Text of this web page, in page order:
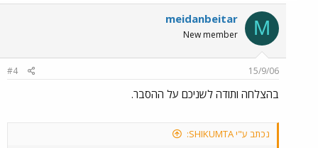
M
meidanbeitar
New member
15/9/06
#4
בהצלחה ותודה לשניכם על ההסבר.
נכתב ע"י SHIKUMTA: